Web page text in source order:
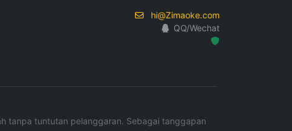
hi@Zimaoke.com
QQ/Wechat
tanpa tuntutan pelanggaran. Sebagai tanggapan